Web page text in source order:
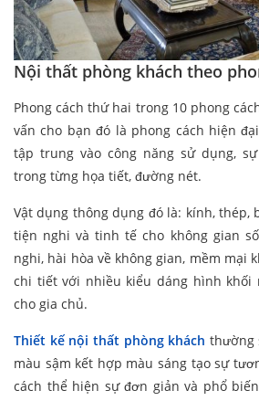
Nội thất phòng khách theo
Phong cách thứ hai trong 10 phong
vấn cho bạn đó là phong cách hiện
tập trung vào công năng sử dụng,
trong từng họa tiết, đường nét.
Vật dụng thông dụng đó là: kính, thép,
tiện nghi và tinh tế cho không gian
nghi, hài hòa về không gian, mềm mại
chi tiết với nhiều kiểu dáng hình khối
cho gia chủ.
Thiết kế nội thất phòng khách thường
màu sậm kết hợp màu sáng tạo sự
cách thể hiện sự đơn giản và phổ